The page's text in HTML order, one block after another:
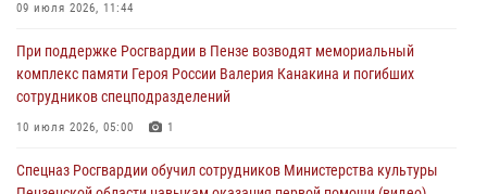
дезориентированному пенсионеру
В Пензе при силовой поддержке Росгвардии пресечена
деятельность ОПГ, маскировавшейся под реабилитационный центр
(видео)
09 июля 2026, 11:44
При поддержке Росгвардии в Пензе возводят мемориальный
комплекс памяти Героя России Валерия Канакина и погибших
сотрудников спецподразделений
10 июля 2026, 05:00 1
Спецназ Росгвардии обучил сотрудников Министерства культуры